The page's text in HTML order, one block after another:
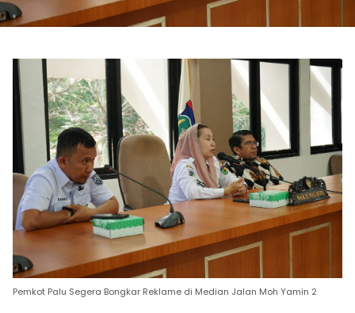
Pemkot Palu Segera Bongkar Reklame di Median Jalan Moh Yamin 2